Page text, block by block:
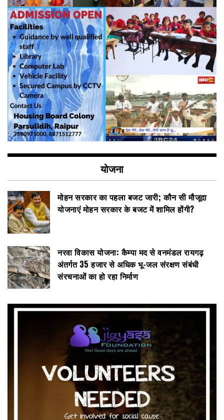
योजना
मोहन सरकार का पहला बजट जारी; कौन सी मौजूदा
योजनाएं मोहन सरकार के बजट में शामिल होंगी?
नरवा विकास योजना: कैम्पा मद से वनमंडल रायगढ़
अंतर्गत 35 हजार से अधिक भू-जल संरक्षण संबंधी
संरचनाओं का हो रहा निर्माण